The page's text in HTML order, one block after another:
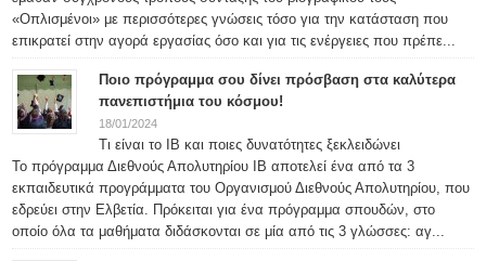
«Οπλισμένοι» με περισσότερες γνώσεις τόσο για την κατάσταση που
επικρατεί στην αγορά εργασίας όσο και για τις ενέργειες που πρέπε...
Ποιο πρόγραμμα σου δίνει πρόσβαση στα καλύτερα
πανεπιστήμια του κόσμου!
18/01/2024
Τι είναι το IB και ποιες δυνατότητες ξεκλειδώνει
Το πρόγραμμα Διεθνούς Απολυτηρίου IB αποτελεί ένα από τα 3
εκπαιδευτικά προγράμματα του Οργανισμού Διεθνούς Απολυτηρίου, που
εδρεύει στην Ελβετία. Πρόκειται για ένα πρόγραμμα σπουδών, στο
οποίο όλα τα μαθήματα διδάσκονται σε μία από τις 3 γλώσσες: αγ...